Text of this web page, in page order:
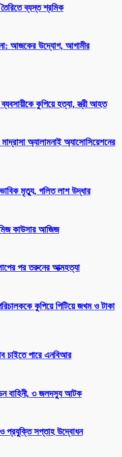
তৈরিতে ব্যস্ত শ্রমিক
আজকের উদ্যোগ, আগামীর
কুপিয়ে হত্যা, স্ত্রী আহত
অ্যালামনাই অ্যাসোসিয়েশনের
মৃত্যু, গলিত লাশ উদ্ধার
কাউসার আজিজ
পর তরুনের আত্মহত্যা
কুপিয়ে পিটিয়ে জখম ও টাকা
চাইতে পারে এনবিআর
বাহিনী, ৩ জলদস্যু আটক
ও প্রযুক্তি সপ্তাহ উদ্বোধন